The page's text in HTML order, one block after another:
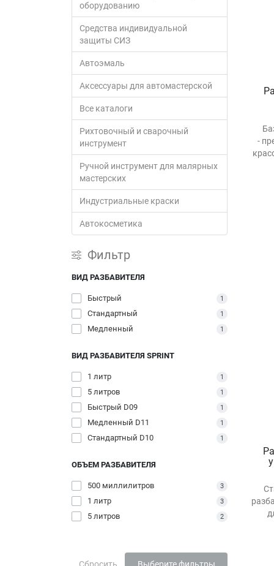
оборудованию
Средства индивидуальной
защиты СИЗ
Автоэмаль
Аксессуары для автомастерской
Все каталоги
Рихтовочный и сварочный
инструмент
Ручной инструмент для малярных
мастерских
Индустриальные краски
Автокосметика
Фильтр
ВИД РАЗБАВИТЕЛЯ
Быстрый 1
Стандартный 1
Медленный 1
ВИД РАЗБАВИТЕЛЯ SPRINT
1 литр 1
5 литров 1
Быстрый D09 1
Медленный D11 1
Стандартный D10 1
ОБЪЕМ РАЗБАВИТЕЛЯ
500 миллилитров 3
1 литр 3
5 литров 2
-